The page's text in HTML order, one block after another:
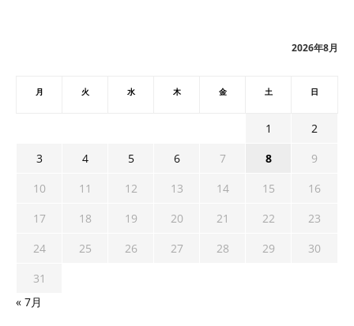
2026年8月
月 火 水 木 金 土 日
1
2
3
4 5 6 7 8
9
10
11 12 13 14 15
16
17
18 19 20 21 22
23
24
25 26 27 28 29
30
31
« 7月